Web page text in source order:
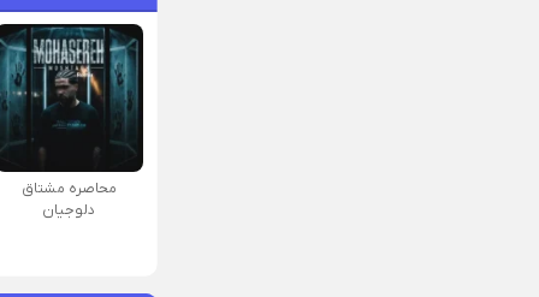
محاصره مشتاق
دلوجیان